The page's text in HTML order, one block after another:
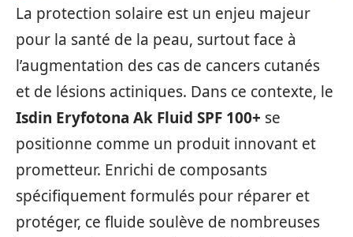
La protection solaire est un enjeu majeur
pour la santé de la peau, surtout face à
l’augmentation des cas de cancers cutanés
et de lésions actiniques. Dans ce contexte, le
Isdin Eryfotona Ak Fluid SPF 100+ se
positionne comme un produit innovant et
prometteur. Enrichi de composants
spécifiquement formulés pour réparer et
protéger, ce fluide soulève de nombreuses